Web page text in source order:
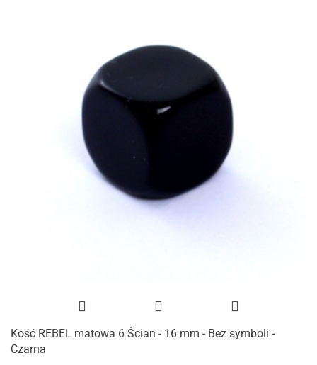
Kość REBEL matowa 6 Ścian - 16 mm - Bez symboli -
Czarna